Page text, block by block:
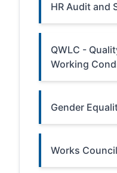
HR Audit and
QWLC -
Working
Gender
Works